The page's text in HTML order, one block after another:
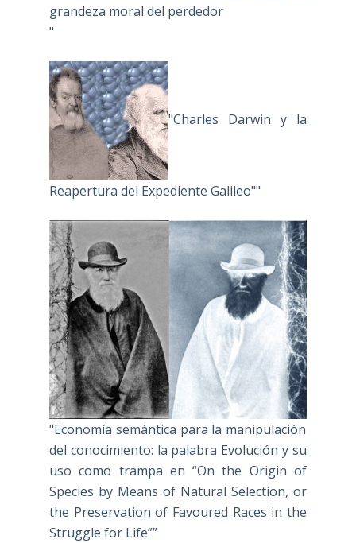
grandeza moral del perdedor
"
"Charles Darwin y la
Reapertura del Expediente Galileo""
"Economía semántica para la manipulación
del conocimiento: la palabra Evolución y su
uso como trampa en “On the Origin of
Species by Means of Natural Selection, or
the Preservation of Favoured Races in the
Struggle for Life””